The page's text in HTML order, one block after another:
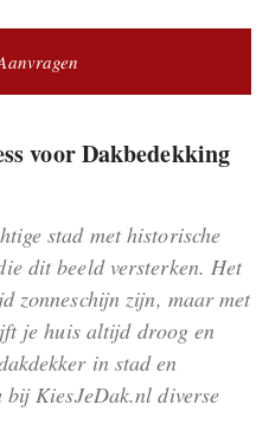
voor Dakbedekking
stad met historische
dit beeld versterken. Het
zonneschijn zijn, maar met
je huis altijd droog en
in stad en
KiesJeDak.nl diverse